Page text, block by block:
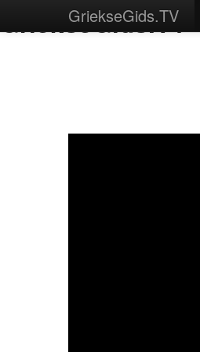
GriekseGids.TV
GriekseGids.TV